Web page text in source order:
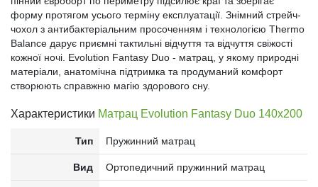
форму протягом усього терміну експлуатації. Знімний стрейч-
чохол з антибактеріальним просоченням і технологією Thermo
Balance дарує приємні тактильні відчуття та відчуття свіжості
кожної ночі. Evolution Fantasy Duo - матрац, у якому природні
матеріали, анатомічна підтримка та продуманий комфорт
створюють справжню магію здорового сну.
Характеристики Матрац Evolution Fantasy Duo 140х200
Тип Пружинний матрац
Вид Ортопедичний пружинний матрац